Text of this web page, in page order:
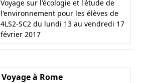
Voyage sur l'écologie et l'étude de
l'environnement pour les élèves de
4LS2-SC2 du lundi 13 au vendredi 17
février 2017
Voyage à Rome